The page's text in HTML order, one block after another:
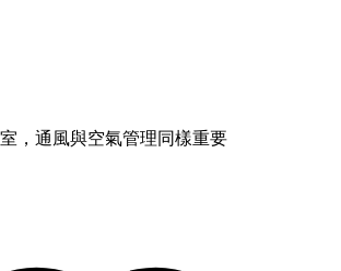
，通風與空氣管理同樣重要